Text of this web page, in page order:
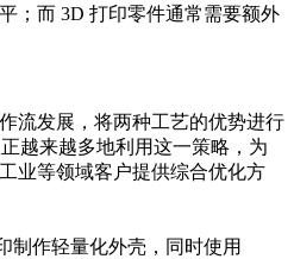
；而 3D 打印零件通常需要额外
流发展，将两种工艺的优势进行
越来越多地利用这一策略，为
业等领域客户提供综合优化方
制作轻量化外壳，同时使用